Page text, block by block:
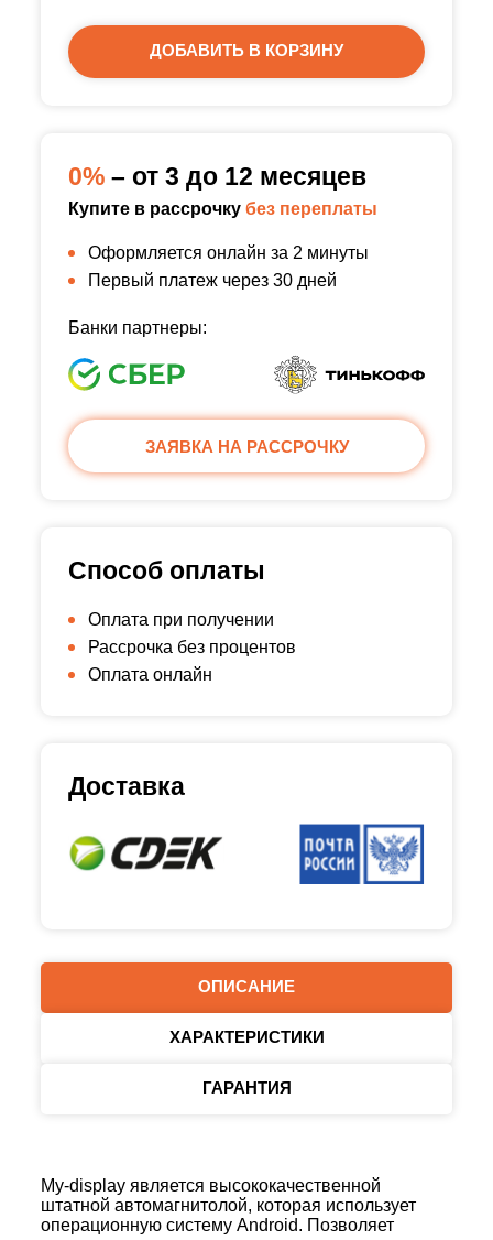
ОПИСАНИЕ
ХАРАКТЕРИСТИКИ
ГАРАНТИЯ
My-display является высококачественной
штатной автомагнитолой, которая использует
операционную систему Android. Позволяет
ДОБАВИТЬ В КОРЗИНУ
0% – от 3 до 12 месяцев
Купите в рассрочку без переплаты
Оформляется онлайн за 2 минуты
Первый платеж через 30 дней
Банки партнеры:
ЗАЯВКА НА РАССРОЧКУ
Способ оплаты
Оплата при получении
Рассрочка без процентов
Оплата онлайн
Доставка